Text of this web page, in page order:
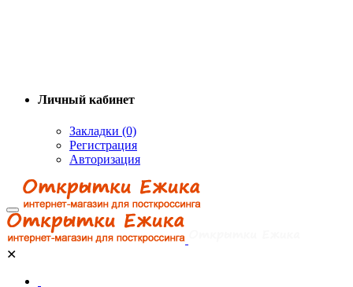
Личный кабинет
Закладки (0)
Регистрация
Авторизация
✕